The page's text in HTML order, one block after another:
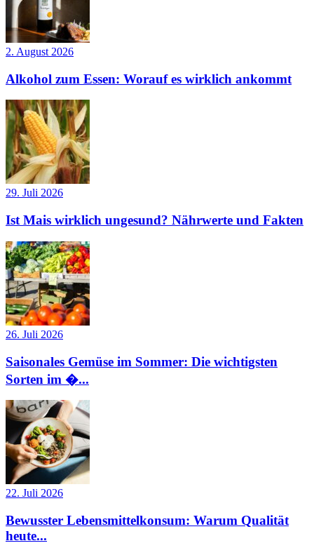
2. August 2026
Alkohol zum Essen: Worauf es wirklich ankommt
29. Juli 2026
Ist Mais wirklich ungesund? Nährwerte und Fakten
26. Juli 2026
Saisonales Gemüse im Sommer: Die wichtigsten
Sorten im �...
22. Juli 2026
Bewusster Lebensmittelkonsum: Warum Qualität
heute...